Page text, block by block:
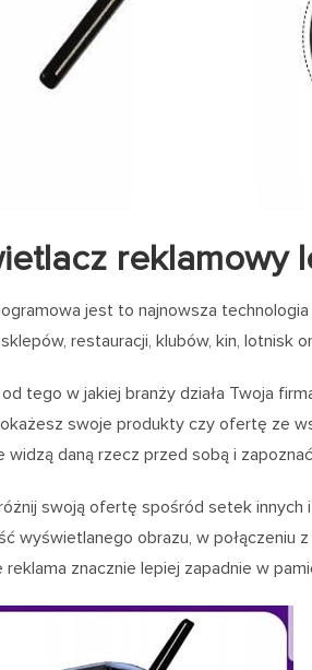
reklamowy
jest to najnowsza
restauracji, klubów, kin, lotnisk
tego w jakiej branży działa Twoja
swoje produkty czy ofertę ze
widzą daną rzecz przed sobą i
swoją ofertę spośród setek
wyświetlanego obrazu, w połączeniu
reklama znacznie lepiej zapadnie w